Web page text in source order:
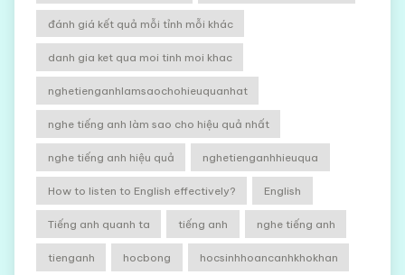
đánh giá kết quả mỗi tỉnh mỗi khác
danh gia ket qua moi tinh moi khac
nghetienganhlamsaochohieuquanhat
nghe tiếng anh làm sao cho hiệu quả nhất
nghe tiếng anh hiệu quả nghetienganhhieuqua
How to listen to English effectively? English
Tiếng anh quanh ta tiếng anh nghe tiếng anh
tienganh hocbong hocsinhhoancanhkhokhan